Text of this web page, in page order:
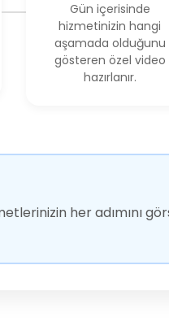
Gün içerisinde
hizmetinizin hangi
aşamada olduğunu
gösteren özel video
hazırlanır.
her adımını